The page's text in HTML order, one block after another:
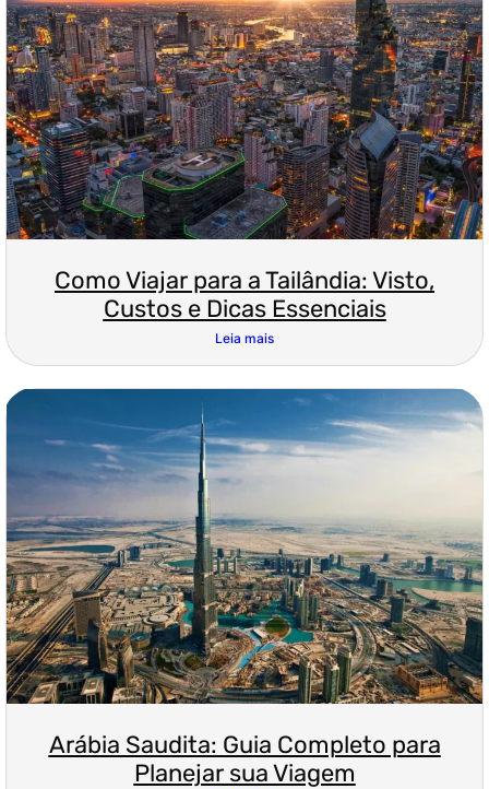
Como Viajar para a Tailândia: Visto,
Custos e Dicas Essenciais
Leia mais
Arábia Saudita: Guia Completo para
Planejar sua Viagem